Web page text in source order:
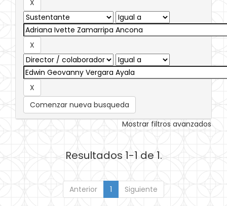
Comenzar nueva busqueda
Mostrar filtros avanzados
Resultados 1-1 de 1.
Anterior 1 Siguiente